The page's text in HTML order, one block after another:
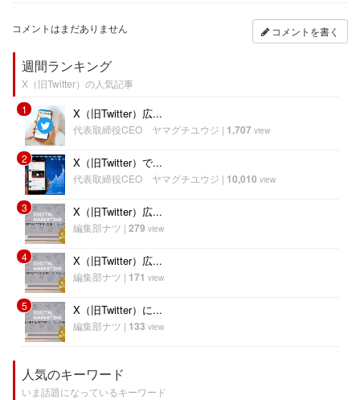
コメントはまだありません コメントを書く
週間ランキング
X（旧Twitter）の人気記事
1
X（旧Twitter）広...
代表取締役CEO ヤマグチユウジ | 1,707 view
2 X（旧Twitter）で...
代表取締役CEO ヤマグチユウジ | 10,010 view
3 X（旧Twitter）広...
編集部ナツ | 279 view
4 X（旧Twitter）広...
編集部ナツ | 171 view
5 X（旧Twitter）に...
編集部ナツ | 133 view
人気のキーワード
いま話題になっているキーワード